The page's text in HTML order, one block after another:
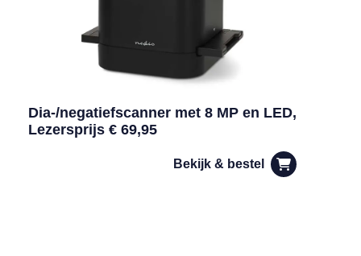
Dia-/negatiefscanner met 8 MP en LED,
Lezersprijs € 69,95
Bekijk & bestel